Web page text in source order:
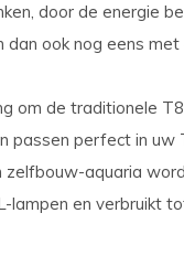
door de energie
ook nog eens
om de traditionele
passen perfect in uw
zelfbouw-aquaria
lampen en verbruikt